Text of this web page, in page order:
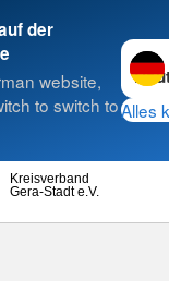
der
website,
to switch toAlles
Gera-Stadt e.V.
Kreisverband